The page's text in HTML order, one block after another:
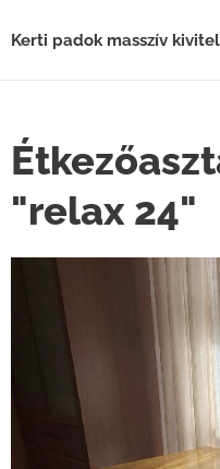
Kerti padok masszív
"relax 24"